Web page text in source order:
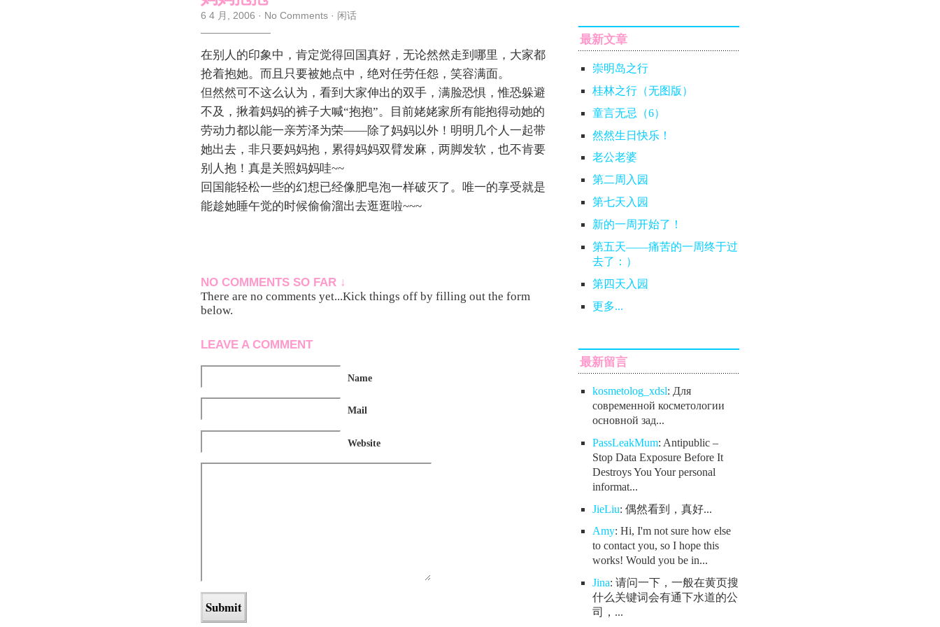
6 4 月, 2006 · No Comments · 闲话
在别人的印象中，肯定觉得回国真好，无论然然走到哪里，大家都
抢着抱她。而且只要被她点中，绝对任劳任怨，笑容满面。
但然然可不这么认为，看到大家伸出的双手，满脸恐惧，惟恐躲避
不及，揪着妈妈的裤子大喊“抱抱”。目前姥姥家所有能抱得动她的
劳动力都以能一亲芳泽为荣——除了妈妈以外！明明几个人一起带
她出去，非只要妈妈抱，累得妈妈双臂发麻，两脚发软，也不肯要
别人抱！真是关照妈妈哇~~
回国能轻松一些的幻想已经像肥皂泡一样破灭了。唯一的享受就是
能趁她睡午觉的时候偷偷溜出去逛逛啦~~~
NO COMMENTS SO FAR ↓
There are no comments yet...Kick things off by filling out the form
below.
LEAVE A COMMENT
Name
Mail
Website
最新文章
崇明岛之行
桂林之行（无图版）
童言无忌（6）
然然生日快乐！
老公老婆
第二周入园
第七天入园
新的一周开始了！
第五天——痛苦的一周终于过
去了：）
第四天入园
更多...
最新留言
kosmetolog_xdsl: Для
современной косметологии
основной зад...
PassLeakMum: Antipublic –
Stop Data Exposure Before It
Destroys You Your personal
informat...
JieLiu: 偶然看到，真好...
Amy: Hi, I'm not sure how else
to contact you, so I hope this
works! Would you be in...
Jina: 请问一下，一般在黄页搜
什么关键词会有通下水道的公
司，...